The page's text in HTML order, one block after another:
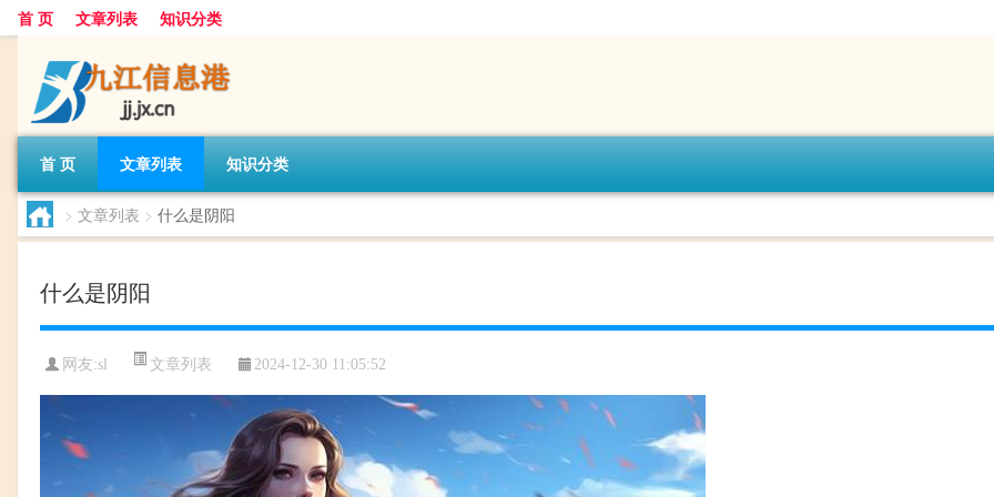
首 页 文章列表 知识分类
首 页 文章列表 知识分类
> 文章列表 > 什么是阴阳
什么是阴阳
网友:sl 文章列表 2024-12-30 11:05:52